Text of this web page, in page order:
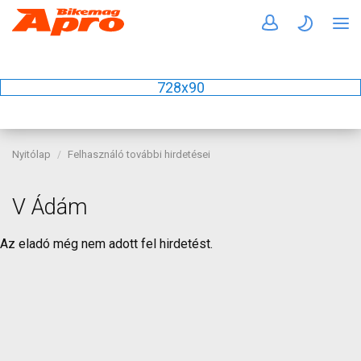
728x90
Nyitólap Felhasználó további hirdetései
V Ádám
Az eladó még nem adott fel hirdetést.